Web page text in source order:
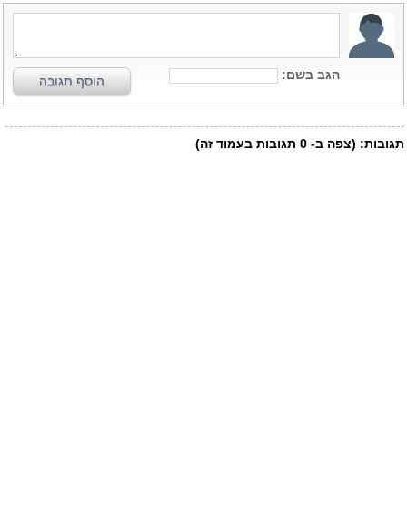
הגב בשם: הוסף תגובה
תגובות: (צפה ב- 0 תגובות בעמוד זה)